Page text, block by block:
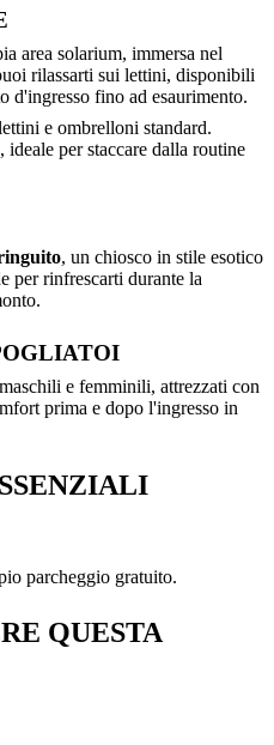
area solarium, immersa nel
rilassarti sui lettini, disponibili
d'ingresso fino ad esaurimento.
e ombrelloni standard.
per staccare dalla routine
, un chiosco in stile esotico
per rinfrescarti durante la
e femminili, attrezzati con
prima e dopo l'ingresso in
parcheggio gratuito.
QUESTA